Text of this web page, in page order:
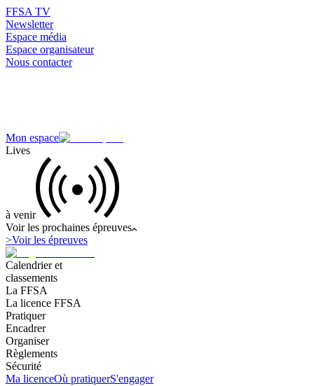
FFSA TV
Newsletter
Espace média
Espace organisateur
Nous contacter
Mon espace
Lives
à venir
Voir les prochaines épreuves
>Voir les épreuves
Calendrier et
classements
La FFSA
La licence FFSA
Pratiquer
Encadrer
Organiser
Règlements
Sécurité
Ma licenceOù pratiquerS'engager